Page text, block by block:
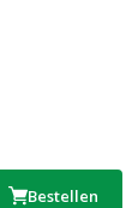
Bestellen